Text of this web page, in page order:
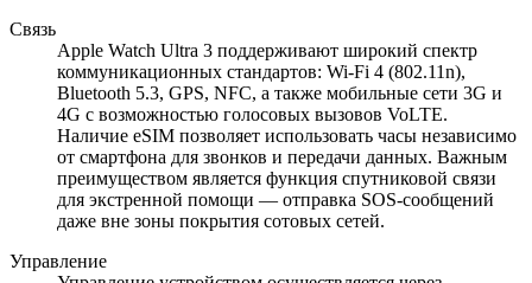
Связь
Apple Watch Ultra 3 поддерживают широкий спектр
коммуникационных стандартов: Wi-Fi 4 (802.11n),
Bluetooth 5.3, GPS, NFC, а также мобильные сети 3G и
4G с возможностью голосовых вызовов VoLTE.
Наличие eSIM позволяет использовать часы независимо
от смартфона для звонков и передачи данных. Важным
преимуществом является функция спутниковой связи
для экстренной помощи — отправка SOS-сообщений
даже вне зоны покрытия сотовых сетей.
Управление